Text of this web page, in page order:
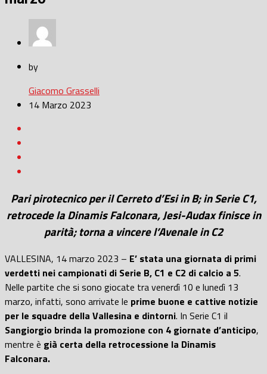
by
Giacomo Grasselli
14 Marzo 2023
Pari pirotecnico per il Cerreto d’Esi in B; in Serie C1,
retrocede la Dinamis Falconara, Jesi-Audax finisce in
parità; torna a vincere l’Avenale in C2
VALLESINA, 14 marzo 2023 – E’ stata una giornata di primi
verdetti nei campionati di Serie B, C1 e C2 di calcio a 5.
Nelle partite che si sono giocate tra venerdì 10 e lunedì 13
marzo, infatti, sono arrivate le prime buone e cattive notizie
per le squadre della Vallesina e dintorni. In Serie C1 il
Sangiorgio brinda la promozione con 4 giornate d’anticipo,
mentre è già certa della retrocessione la Dinamis
Falconara.